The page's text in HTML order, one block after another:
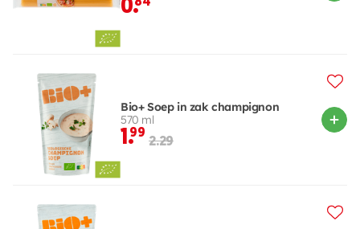
0.
Bio+ Soep in zak champignon
570 ml
1.99
2.29